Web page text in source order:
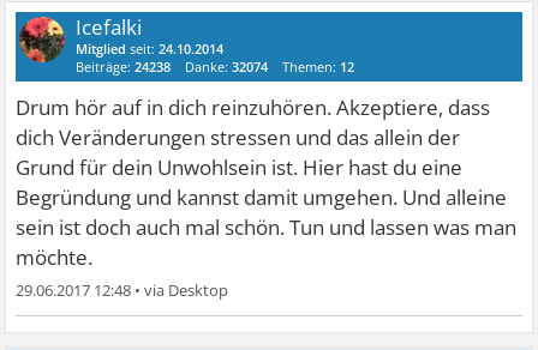
Icefalki
Mitglied seit:24.10.2014
Beiträge:24238 Danke:32074 Themen: 12
Drum hör auf in dich reinzuhören. Akzeptiere, dass
dich Veränderungen stressen und das allein der
Grund für dein Unwohlsein ist. Hier hast du eine
Begründung und kannst damit umgehen. Und alleine
sein ist doch auch mal schön. Tun und lassen was man
möchte.
29.06.2017 12:48 •